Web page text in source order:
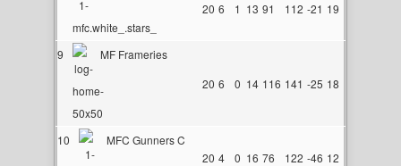
20 6 1 13 91 112 -21 19
9
MF Frameries
20 6 0 14 116 141 -25 18
10
MFC Gunners C
20 4 0 16 76 122 -46 12